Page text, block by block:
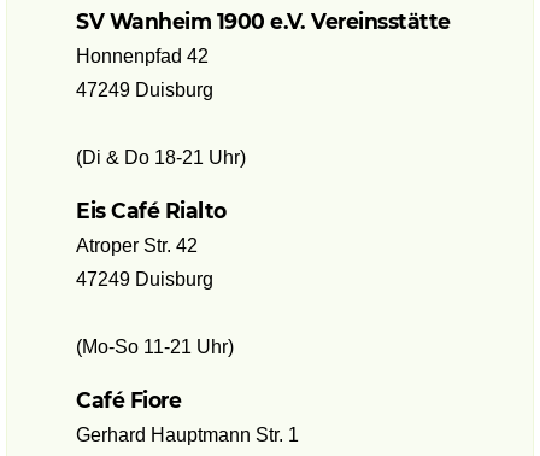
SV Wanheim 1900 e.V. Vereinsstätte
Honnenpfad 42
47249 Duisburg
(Di & Do 18-21 Uhr)
Eis Café Rialto
Atroper Str. 42
47249 Duisburg
(Mo-So 11-21 Uhr)
Café Fiore
Gerhard Hauptmann Str. 1